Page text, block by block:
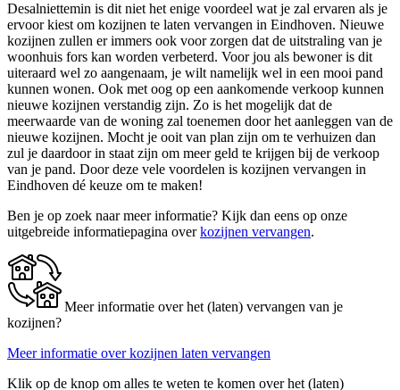
Desalniettemin is dit niet het enige voordeel wat je zal ervaren als je
ervoor kiest om kozijnen te laten vervangen in Eindhoven. Nieuwe
kozijnen zullen er immers ook voor zorgen dat de uitstraling van je
woonhuis fors kan worden verbeterd. Voor jou als bewoner is dit
uiteraard wel zo aangenaam, je wilt namelijk wel in een mooi pand
kunnen wonen. Ook met oog op een aankomende verkoop kunnen
nieuwe kozijnen verstandig zijn. Zo is het mogelijk dat de
meerwaarde van de woning zal toenemen door het aanleggen van de
nieuwe kozijnen. Mocht je ooit van plan zijn om te verhuizen dan
zul je daardoor in staat zijn om meer geld te krijgen bij de verkoop
van je pand. Door deze vele voordelen is kozijnen vervangen in
Eindhoven dé keuze om te maken!
Ben je op zoek naar meer informatie? Kijk dan eens op onze
uitgebreide informatiepagina overkozijnen vervangen.
Meer informatie over het (laten) vervangen van je
kozijnen?
Meer informatie over kozijnen laten vervangen
Klik op de knop om alles te weten te komen over het (laten)